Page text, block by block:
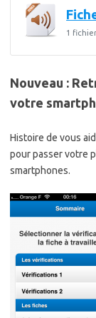
1
Nouveau :
votre
Histoire de vous
pour passer votre
smartphones.